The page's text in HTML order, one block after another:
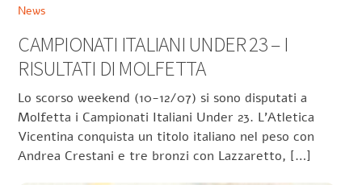
News
CAMPIONATI ITALIANI UNDER 23 – I
RISULTATI DI MOLFETTA
Lo scorso weekend (10-12/07) si sono disputati a
Molfetta i Campionati Italiani Under 23. L’Atletica
Vicentina conquista un titolo italiano nel peso con
Andrea Crestani e tre bronzi con Lazzaretto, […]